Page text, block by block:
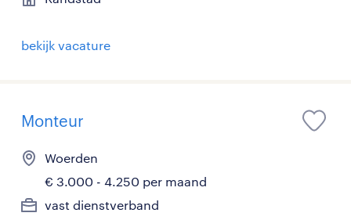
bekijk vacature
Monteur
Woerden
€ 3.000 - 4.250 per maand
vast dienstverband